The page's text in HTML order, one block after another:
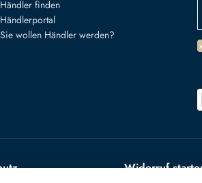
Händler finden
Händlerportal
Sie wollen Händler werden?
Widerruf